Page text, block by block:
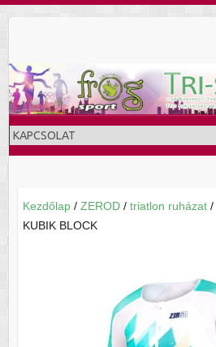
Kezdőlap/ ZEROD/ triatlon ruházat/
KUBIK BLOCK